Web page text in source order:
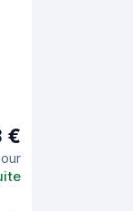
€